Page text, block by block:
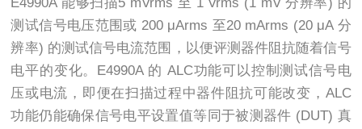
测试信号电压范围或 200 μArms 至20 mArms (20 μA 分
辨率) 的测试信号电流范围，以便评测器件阻抗随着信号
电平的变化。 E4990A 的 ALC功能可以控制测试信号电
压或电流，即便在扫描过程中器件阻抗可能改变， ALC
功能仍能确保信号电平设置值等同于被测器件 (DUT) 真